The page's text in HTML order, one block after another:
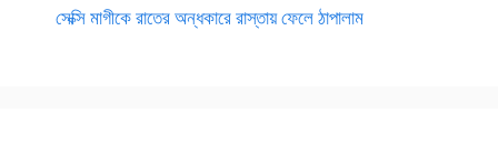
সেক্সি মাগীকে রাতের অন্ধকারে রাস্তায় ফেলে ঠাপালাম